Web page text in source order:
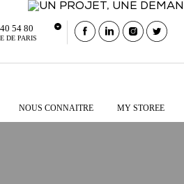
54 80
DE PARIS
NOUS CONNAITRE MY STOREE